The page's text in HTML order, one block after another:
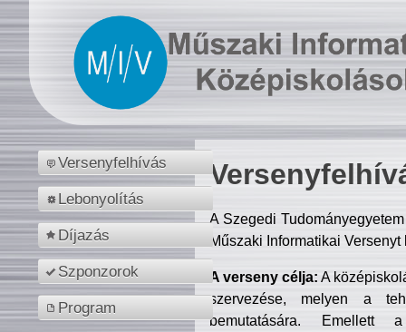
Versenyfelhívás
Lebonyolítás
Díjazás
Szponzorok
Program
A Szegedi
Műszaki Informatikai
A verseny célja: A
szervezése, melyen a
bemutatására. Emellett